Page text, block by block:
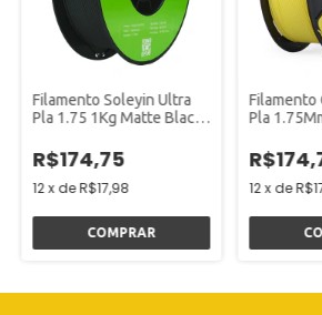
Filamento Soleyin Ultra
Pla 1.75 1Kg Matte Black
R$174,75
12x deR$17,98
Filamento
Pla
12 x de